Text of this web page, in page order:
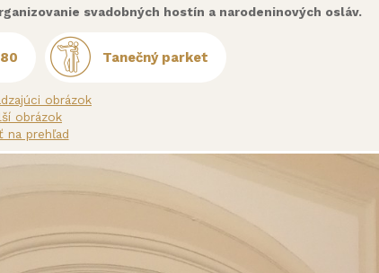
svadobných hostín a narodeninových osláv.
Tanečný parket
obrázok
obrázok
na prehľad